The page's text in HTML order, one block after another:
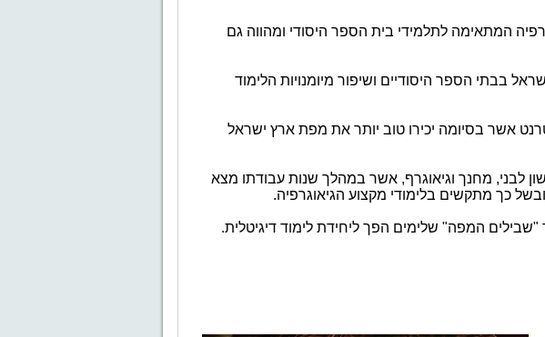
המתאימה לתלמידי בית הספר היסודי ומהווה גם
בבתי הספר היסודיים ושיפור מיומנויות הלימוד
אשר בסיומה יכירו טוב יותר את מפת ארץ ישראל
לבני, מחנך וגיאוגרף, אשר במהלך שנות עבודתו מצא
כך מתקשים בלימודי מקצוע הגיאוגרפיה.
המפה" שלימים הפך ליחידת לימוד דיגיטלית.